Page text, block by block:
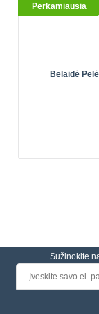
Perkamiausia
Belaidė
Sužinokite